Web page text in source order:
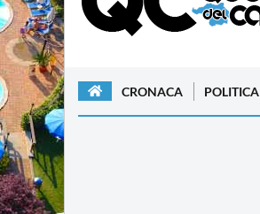
CRONACA POLITICA